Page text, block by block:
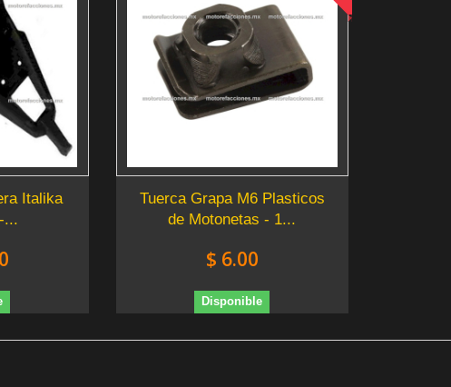
Italika
...
Tuerca Grapa M6 Plasticos
de Motonetas - 1...
$ 6.00
Disponible